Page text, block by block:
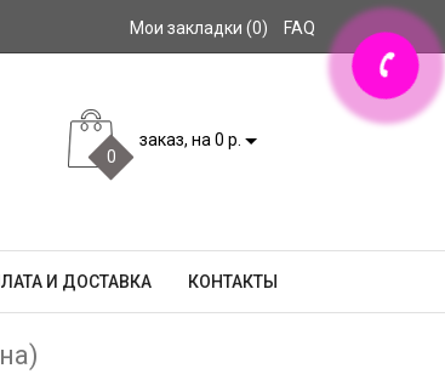
Мои закладки (0) FAQ
0
заказ, на 0 р.
И ДОСТАВКА КОНТАКТЫ